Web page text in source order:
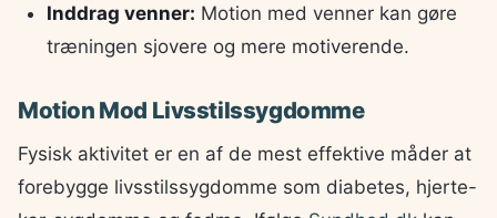
Inddrag venner: Motion med venner kan gøre
træningen sjovere og mere motiverende.
Motion Mod Livsstilssygdomme
Fysisk aktivitet er en af de mest effektive måder at
forebygge livsstilssygdomme som diabetes, hjerte-